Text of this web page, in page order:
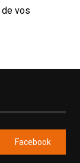
vos
Facebook